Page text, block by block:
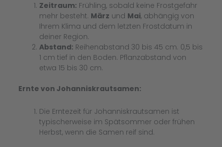
Zeitraum: Frühling, sobald keine Frostgefahr
mehr besteht. März und Mai, abhängig von
Ihrem Klima und dem letzten Frostdatum in
deiner Region.
Abstand: Reihenabstand 30 bis 45 cm. 0,5 bis
1 cm tief in den Boden. Pflanzabstand von
etwa 15 bis 30 cm.
Ernte von Johanniskrautsamen:
Die Erntezeit für Johanniskrautsamen ist
typischerweise im Spätsommer oder frühen
Herbst, wenn die Samen reif sind.